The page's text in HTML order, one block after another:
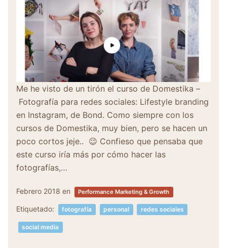
Me he visto de un tirón el curso de Domestika –
Fotografía para redes sociales: Lifestyle branding
en Instagram, de Bond. Como siempre con los
cursos de Domestika, muy bien, pero se hacen un
poco cortos jeje.. 😉 Confieso que pensaba que
este curso iría más por cómo hacer las
fotografías,…
Febrero 2018 en Performance Marketing & Growth
Etiquetado: fotografía personal redes sociales
social media